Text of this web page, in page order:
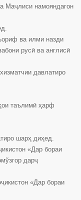
Маҷлиси намояндагон
ва илми назди
русӣ ва англисӣ
давлатиро
таълимӣ ҳарф
шарҳ диҳед.
«Дар бораи
дарҷ
«Дар бораи